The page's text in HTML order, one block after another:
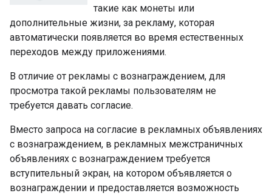
такие как монеты или
дополнительные жизни, за рекламу, которая
автоматически появляется во время естественных
переходов между приложениями.
В отличие от рекламы с вознаграждением, для
просмотра такой рекламы пользователям не
требуется давать согласие.
Вместо запроса на согласие в рекламных объявлениях
с вознаграждением, в рекламных межстраничных
объявлениях с вознаграждением требуется
вступительный экран, на котором объявляется о
вознаграждении и предоставляется возможность